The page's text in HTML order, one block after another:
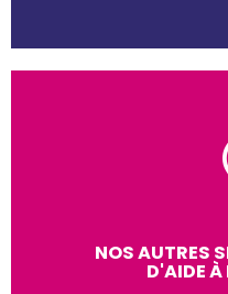
NOS AUTRES
D'AIDE À